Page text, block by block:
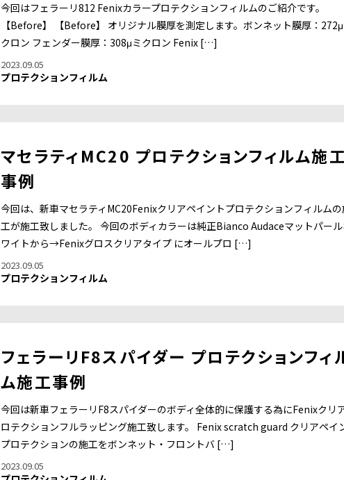
今回はフェラーリ812 Fenixカラープロテクションフィルムのご紹介です。
【Before】 【Before】 オリジナル膜厚を測定します。ボンネット膜厚：
クロン フェンダー膜厚：308μミクロン Fenix […]
2023.09.05
プロテクションフィルム
マセラティMC20 プロテクションフィルム施工
事例
今回は、新車マセラティMC20Fenixクリアペイントプロテクションフィルム
工が施工致しました。 今回のボディカラーは純正Bianco Audaceマットパー
ワイトから→Fenixグロスクリアタイプ にオールプロ […]
2023.09.05
プロテクションフィルム
フェラーリF8スパイダー プロテクションフィ
ム施工事例
今回は新車フェラーリF8スパイダーのボディ全体的に保護する為にFenixクリ
ロテクションフルラッピング施工致します。 Fenix scratch guard クリアペイ
プロテクションの施工をボンネット・フロントバ […]
2023.09.05